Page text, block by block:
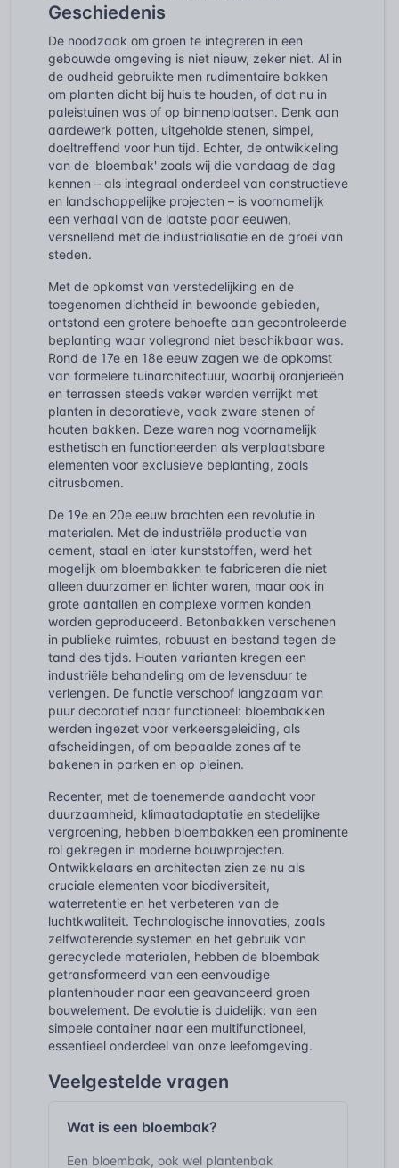
Geschiedenis
De noodzaak om groen te integreren in een
gebouwde omgeving is niet nieuw, zeker niet. Al in
de oudheid gebruikte men rudimentaire bakken
om planten dicht bij huis te houden, of dat nu in
paleistuinen was of op binnenplaatsen. Denk aan
aardewerk potten, uitgeholde stenen, simpel,
doeltreffend voor hun tijd. Echter, de ontwikkeling
van de 'bloembak' zoals wij die vandaag de dag
kennen – als integraal onderdeel van constructieve
en landschappelijke projecten – is voornamelijk
een verhaal van de laatste paar eeuwen,
versnellend met de industrialisatie en de groei van
steden.
Met de opkomst van verstedelijking en de
toegenomen dichtheid in bewoonde gebieden,
ontstond een grotere behoefte aan gecontroleerde
beplanting waar vollegrond niet beschikbaar was.
Rond de 17e en 18e eeuw zagen we de opkomst
van formelere tuinarchitectuur, waarbij oranjerieën
en terrassen steeds vaker werden verrijkt met
planten in decoratieve, vaak zware stenen of
houten bakken. Deze waren nog voornamelijk
esthetisch en functioneerden als verplaatsbare
elementen voor exclusieve beplanting, zoals
citrusbomen.
De 19e en 20e eeuw brachten een revolutie in
materialen. Met de industriële productie van
cement, staal en later kunststoffen, werd het
mogelijk om bloembakken te fabriceren die niet
alleen duurzamer en lichter waren, maar ook in
grote aantallen en complexe vormen konden
worden geproduceerd. Betonbakken verschenen
in publieke ruimtes, robuust en bestand tegen de
tand des tijds. Houten varianten kregen een
industriële behandeling om de levensduur te
verlengen. De functie verschoof langzaam van
puur decoratief naar functioneel: bloembakken
werden ingezet voor verkeersgeleiding, als
afscheidingen, of om bepaalde zones af te
bakenen in parken en op pleinen.
Recenter, met de toenemende aandacht voor
duurzaamheid, klimaatadaptatie en stedelijke
vergroening, hebben bloembakken een prominente
rol gekregen in moderne bouwprojecten.
Ontwikkelaars en architecten zien ze nu als
cruciale elementen voor biodiversiteit,
waterretentie en het verbeteren van de
luchtkwaliteit. Technologische innovaties, zoals
zelfwaterende systemen en het gebruik van
gerecyclede materialen, hebben de bloembak
getransformeerd van een eenvoudige
plantenhouder naar een geavanceerd groen
bouwelement. De evolutie is duidelijk: van een
simpele container naar een multifunctioneel,
essentieel onderdeel van onze leefomgeving.
Veelgestelde vragen
Wat is een bloembak?
Een bloembak, ook wel plantenbak